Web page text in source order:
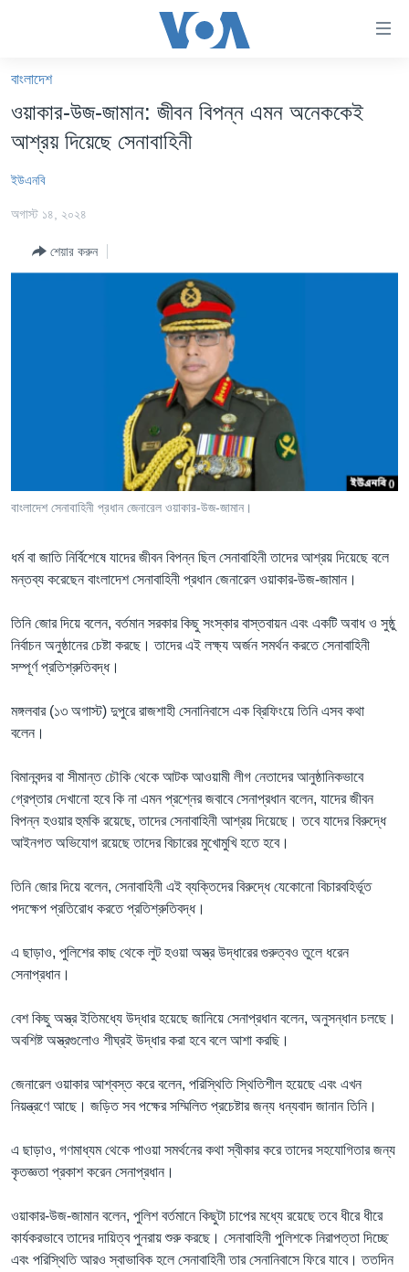
যান।
প্রধান
ন্যাভিগেশনে
যান
যান
ভারত
Learning English
FOLLOW US
অন্য ভাষায় ওয়েব সাইট
বাংলাদেশ
ওয়াকার-উজ-জামান: জীবন বিপন্ন এমন অনেককেই
আশ্রয় দিয়েছে সেনাবাহিনী
ইউএনবি
অগাস্ট ১৪, ২০২৪
শেয়ার করুন
বাংলাদেশ সেনাবাহিনী প্রধান জেনারেল ওয়াকার-উজ-জামান।
ধর্ম বা জাতি নির্বিশেষে যাদের জীবন বিপন্ন ছিল সেনাবাহিনী তাদের আশ্রয় দিয়েছে বলে
মন্তব্য করেছেন বাংলাদেশ সেনাবাহিনী প্রধান জেনারেল ওয়াকার-উজ-জামান।
তিনি জোর দিয়ে বলেন, বর্তমান সরকার কিছু সংস্কার বাস্তবায়ন এবং একটি অবাধ ও সুষ্ঠু
নির্বাচন অনুষ্ঠানের চেষ্টা করছে। তাদের এই লক্ষ্য অর্জন সমর্থন করতে সেনাবাহিনী
সম্পূর্ণ প্রতিশ্রুতিবদ্ধ।
মঙ্গলবার (১৩ অগাস্ট) দুপুরে রাজশাহী সেনানিবাসে এক ব্রিফিংয়ে তিনি এসব কথা
বলেন।
বিমানবন্দর বা সীমান্ত চৌকি থেকে আটক আওয়ামী লীগ নেতাদের আনুষ্ঠানিকভাবে
গ্রেপ্তার দেখানো হবে কি না এমন প্রশ্নের জবাবে সেনাপ্রধান বলেন, যাদের জীবন
বিপন্ন হওয়ার হুমকি রয়েছে, তাদের সেনাবাহিনী আশ্রয় দিয়েছে। তবে যাদের বিরুদ্ধে
আইনগত অভিযোগ রয়েছে তাদের বিচারের মুখোমুখি হতে হবে।
তিনি জোর দিয়ে বলেন, সেনাবাহিনী এই ব্যক্তিদের বিরুদ্ধে যেকোনো বিচারবহির্ভূত
পদক্ষেপ প্রতিরোধ করতে প্রতিশ্রুতিবদ্ধ।
এ ছাড়াও, পুলিশের কাছ থেকে লুট হওয়া অস্ত্র উদ্ধারের গুরুত্বও তুলে ধরেন
সেনাপ্রধান।
বেশ কিছু অস্ত্র ইতিমধ্যে উদ্ধার হয়েছে জানিয়ে সেনাপ্রধান বলেন, অনুসন্ধান চলছে।
অবশিষ্ট অস্ত্রগুলোও শীঘ্রই উদ্ধার করা হবে বলে আশা করছি।
জেনারেল ওয়াকার আশ্বস্ত করে বলেন, পরিস্থিতি স্থিতিশীল হয়েছে এবং এখন
নিয়ন্ত্রণে আছে। জড়িত সব পক্ষের সম্মিলিত প্রচেষ্টার জন্য ধন্যবাদ জানান তিনি।
এ ছাড়াও, গণমাধ্যম থেকে পাওয়া সমর্থনের কথা স্বীকার করে তাদের সহযোগিতার জন্য
কৃতজ্ঞতা প্রকাশ করেন সেনাপ্রধান।
ওয়াকার-উজ-জামান বলেন, পুলিশ বর্তমানে কিছুটা চাপের মধ্যে রয়েছে তবে ধীরে ধীরে
কার্যকরভাবে তাদের দায়িত্ব পুনরায় শুরু করছে। সেনাবাহিনী পুলিশকে নিরাপত্তা দিচ্ছে
এবং পরিস্থিতি আরও স্বাভাবিক হলে সেনাবাহিনী তার সেনানিবাসে ফিরে যাবে। ততদিন